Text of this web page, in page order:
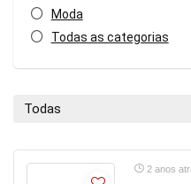
Moda
Todas as categorias
Todas
2 anos